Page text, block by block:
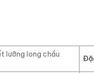
lưỡng long chầu